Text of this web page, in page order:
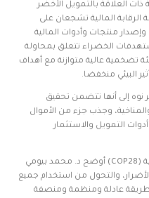
ذات العلاقة بالتمويل الأخضر
المالية تشجعان على
وإصدار منتجات وأدوات المالية
الخضراء تتعلق بمحاولة
تضخمية عالية متوازنة مع أهداف
البيئي منخفضا.
نوه إلى أنها تتضمن تحقيق
وجذب جزء من الأموال
التمويل والاستثمار
وبشأن مخرجات الأطراف للتغيرات المناخية (COP28) أوضح د. محمد بيومي
والتحول من استخدام جميع
بطريقة عادلة ومنظمة ومنصفة